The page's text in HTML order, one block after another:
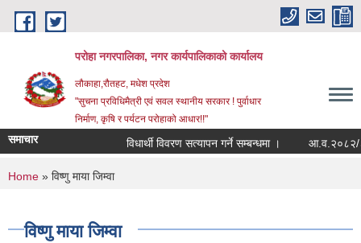
Skip to main content
परोहा नगरपालिका, नगर कार्यपालिकाको कार्यालय
लौकाहा,रौतहट, मधेश प्रदेश
"सुचना प्रविधिमैत्री एवं सवल स्थानीय सरकार ! पुर्वाधार
निर्माण, कृषि र पर्यटन परोहाको आधार!!"
समाचार विधार्थी विवरण सत्यापन गर्ने सम्बन्धमा । आ.व.२०८२/
You are here
Home » विष्णु माया जिम्वा
विष्णु माया जिम्वा